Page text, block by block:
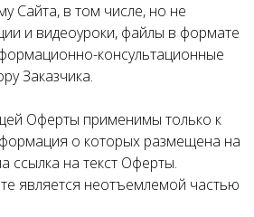
Сайта, в том числе, но не
и видеоуроки, файлы в формате
консультационные
Заказчика.
Оферты применимы только к
о которых размещена на
ссылка на текст Оферты.
является неотъемлемой частью